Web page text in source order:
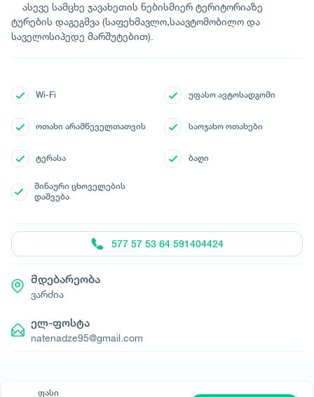
ასევე სამცხე ჯავახეთის ნებისმიერ ტერიტორიაზე
ტურების დაგეგმვა (საფეხმავლო,საავტომობილო და
საველოსიპედე მარშუტებით).
Wi-Fi უფასო ავტოსადგომი
ოთახი არამწეველთათვის საოჯახო ოთახები
ტერასა ბაღი
შინაური ცხოველების
დაშვება
ფასი
577 57 53 64 591404424
მდებარეობა
ვარძია
ელ-ფოსტა
natenadze95@gmail.com